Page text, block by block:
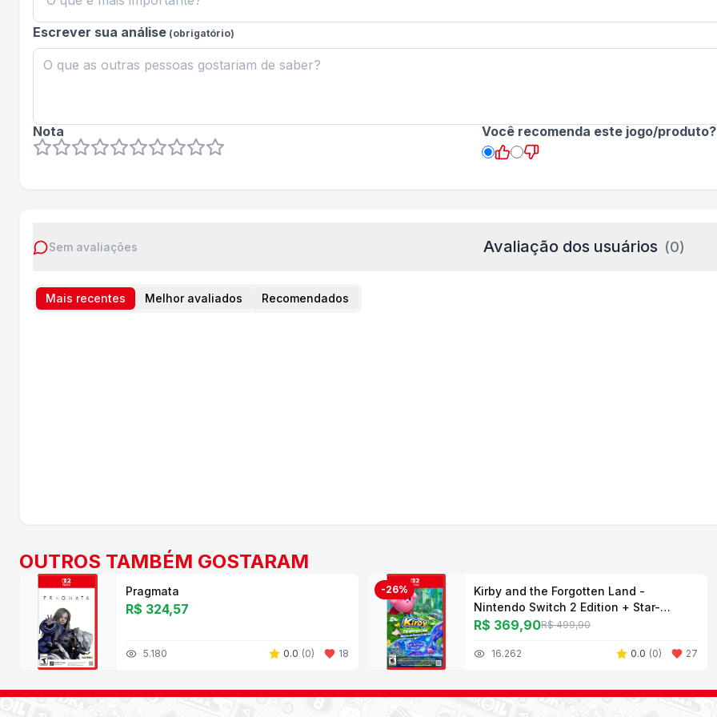
Escrever sua análise (obrigatório)
Nota Você recomenda este jogo/produto?
Sem avaliações Avaliação dos usuários (0)
Mais recentes Melhor avaliados Recomendados
OUTROS TAMBÉM GOSTARAM
Pragmata
R$ 324,57
5.180 0.0 (0) 18
-26%
Kirby and the Forgotten Land -
Nintendo Switch 2 Edition + Star-
Crossed WorldR$ 499,90
R$ 369,90
16.262 0.0 (0) 27